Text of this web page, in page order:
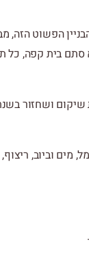
הפשוט הזה,
בית קפה, כל
מים וביוב,